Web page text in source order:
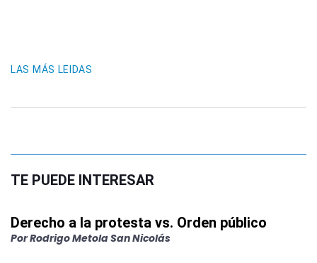
LAS MÁS LEIDAS
TE PUEDE INTERESAR
Derecho a la protesta vs. Orden público
PorRodrigo Metola San Nicolás